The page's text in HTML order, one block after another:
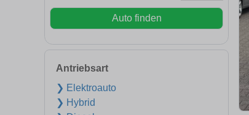
Auto finden
Antriebsart
❯ Elektroauto
❯ Hybrid